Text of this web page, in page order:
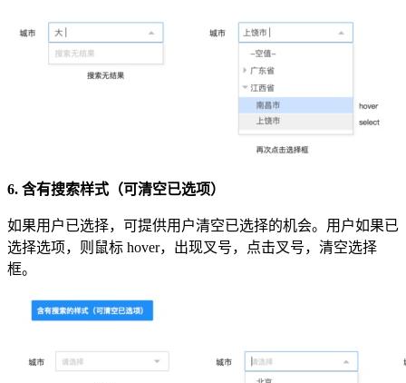
6. 含有搜索样式（可清空已选项）
如果用户已选择，可提供用户清空已选择的机会。用户如果已
选择选项，则鼠标 hover，出现叉号，点击叉号，清空选择
框。